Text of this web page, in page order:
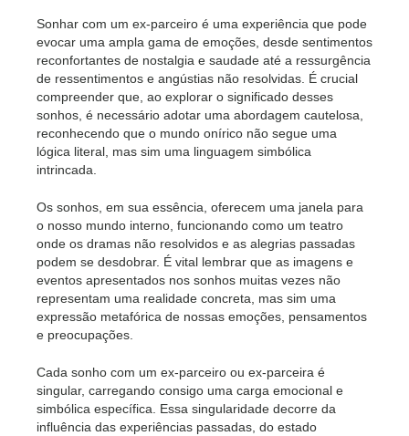
Sonhar com um ex-parceiro é uma experiência que pode
evocar uma ampla gama de emoções, desde sentimentos
reconfortantes de nostalgia e saudade até a ressurgência
de ressentimentos e angústias não resolvidas. É crucial
compreender que, ao explorar o significado desses
sonhos, é necessário adotar uma abordagem cautelosa,
reconhecendo que o mundo onírico não segue uma
lógica literal, mas sim uma linguagem simbólica
intrincada.
Os sonhos, em sua essência, oferecem uma janela para
o nosso mundo interno, funcionando como um teatro
onde os dramas não resolvidos e as alegrias passadas
podem se desdobrar. É vital lembrar que as imagens e
eventos apresentados nos sonhos muitas vezes não
representam uma realidade concreta, mas sim uma
expressão metafórica de nossas emoções, pensamentos
e preocupações.
Cada sonho com um ex-parceiro ou ex-parceira é
singular, carregando consigo uma carga emocional e
simbólica específica. Essa singularidade decorre da
influência das experiências passadas, do estado